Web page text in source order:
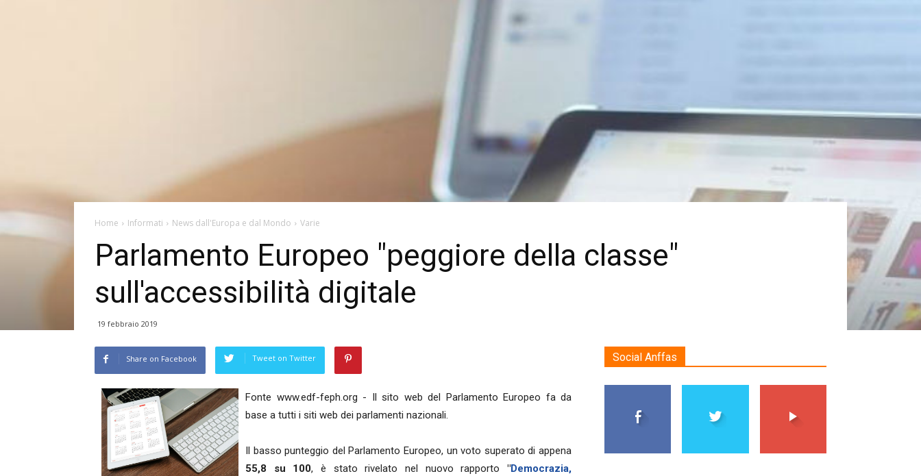
Home Informati News dall'Europa e dal Mondo Varie
Parlamento Europeo "peggiore della classe"
sull'accessibilità digitale
19 febbraio 2019
Share on Facebook Tweet on Twitter
Fonte www.edf-feph.org - Il sito web del Parlamento Europeo fa da
base a tutti i siti web dei parlamenti nazionali.
Il basso punteggio del Parlamento Europeo, un voto superato di appena
55,8 su 100, è stato rivelato nel nuovo rapporto "Democrazia,
Social Anffas